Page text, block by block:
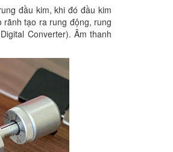
đầu kim, khi đó đầu kim
tạo ra rung động, rung
Converter). Âm thanh